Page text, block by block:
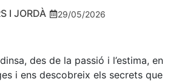
I JORDÀ 29/05/2026
des de la passió i l’estima, en
i ens descobreix els secrets que